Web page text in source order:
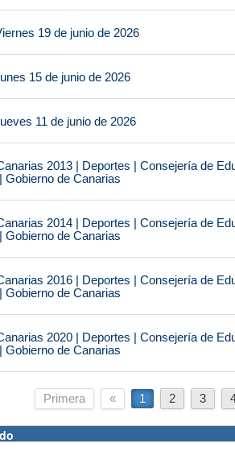
19 de junio de 2026
15 de junio de 2026
11 de junio de 2026
2013 | Deportes | Consejería de
de Canarias
2014 | Deportes | Consejería de
de Canarias
2016 | Deportes | Consejería de
de Canarias
2020 | Deportes | Consejería de
de Canarias
Primera « 1 2 3